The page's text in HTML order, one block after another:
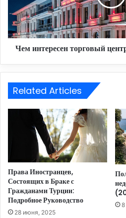
улице
Истикляль?
Чем интересен торговый
Related Articles
Права Иностранцев,
Состоящих в Браке с
Гражданами Турции:
Подробное Руководство
28 июня, 2025